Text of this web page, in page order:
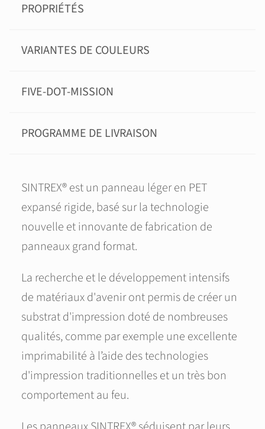
PROPRIÉTÉS
VARIANTES DE COULEURS
FIVE-DOT-MISSION
PROGRAMME DE LIVRAISON
SINTREX® est un panneau léger en PET
expansé rigide, basé sur la technologie
nouvelle et innovante de fabrication de
panneaux grand format.
La recherche et le développement intensifs
de matériaux d'avenir ont permis de créer un
substrat d'impression doté de nombreuses
qualités, comme par exemple une excellente
imprimabilité à l’aide des technologies
d'impression traditionnelles et un très bon
comportement au feu.